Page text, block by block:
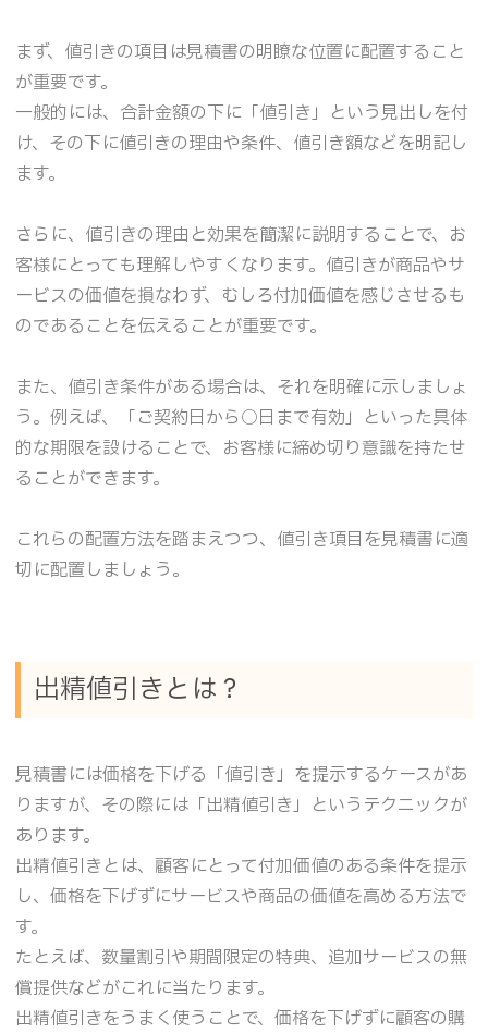
まず、値引きの項目は見積書の明瞭な位置に配置すること
が重要です。
一般的には、合計金額の下に「値引き」という見出しを付
け、その下に値引きの理由や条件、値引き額などを明記し
ます。
さらに、値引きの理由と効果を簡潔に説明することで、お
客様にとっても理解しやすくなります。値引きが商品やサ
ービスの価値を損なわず、むしろ付加価値を感じさせるも
のであることを伝えることが重要です。
また、値引き条件がある場合は、それを明確に示しましょ
う。例えば、「ご契約日から○日まで有効」といった具体
的な期限を設けることで、お客様に締め切り意識を持たせ
ることができます。
これらの配置方法を踏まえつつ、値引き項目を見積書に適
切に配置しましょう。
出精値引きとは？
見積書には価格を下げる「値引き」を提示するケースがあ
りますが、その際には「出精値引き」というテクニックが
あります。
出精値引きとは、顧客にとって付加価値のある条件を提示
し、価格を下げずにサービスや商品の価値を高める方法で
す。
たとえば、数量割引や期間限定の特典、追加サービスの無
償提供などがこれに当たります。
出精値引きをうまく使うことで、価格を下げずに顧客の購